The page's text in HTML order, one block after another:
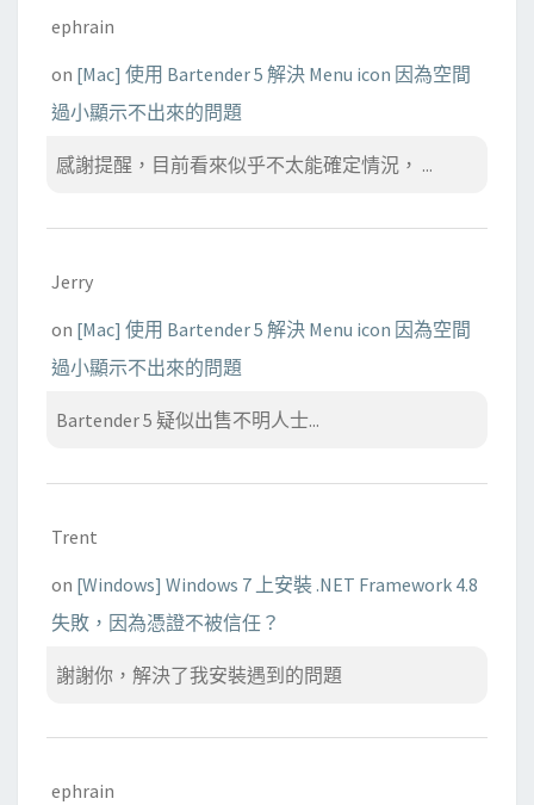
ephrain
on [Mac] 使用 Bartender 5 解決 Menu icon 因為空間
過小顯示不出來的問題
感謝提醒，目前看來似乎不太能確定情況， ...
Jerry
on [Mac] 使用 Bartender 5 解決 Menu icon 因為空間
過小顯示不出來的問題
Bartender 5 疑似出售不明人士...
Trent
on [Windows] Windows 7 上安裝 .NET Framework 4.8
失敗，因為憑證不被信任？
謝謝你，解決了我安裝遇到的問題
ephrain